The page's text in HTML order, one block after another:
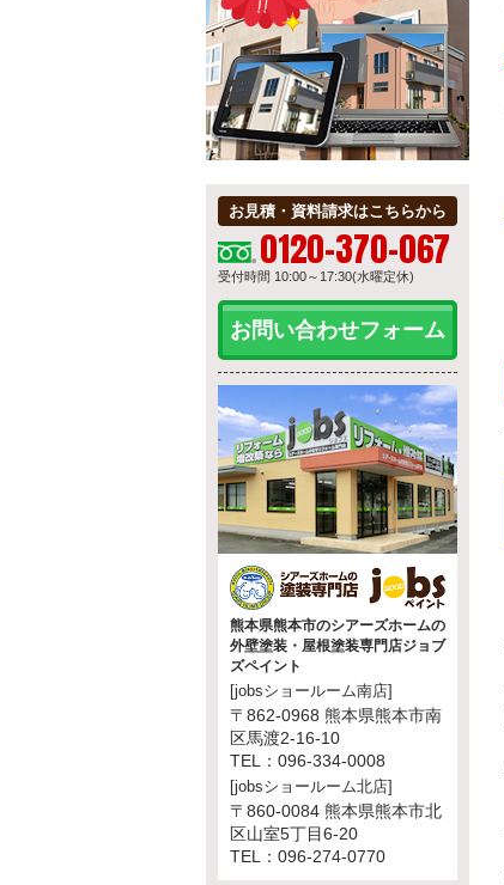
お見積・資料請求はこちらから
0120-370-067
受付時間 10:00～17:30(水曜定休)
お問い合わせフォーム
熊本県熊本市のシアーズホームの
外壁塗装・屋根塗装専門店ジョブ
ズペイント
[jobsショールーム南店]
〒862-0968 熊本県熊本市南
区馬渡2-16-10
TEL：096-334-0008
[jobsショールーム北店]
〒860-0084 熊本県熊本市北
区山室5丁目6-20
TEL：096-274-0770